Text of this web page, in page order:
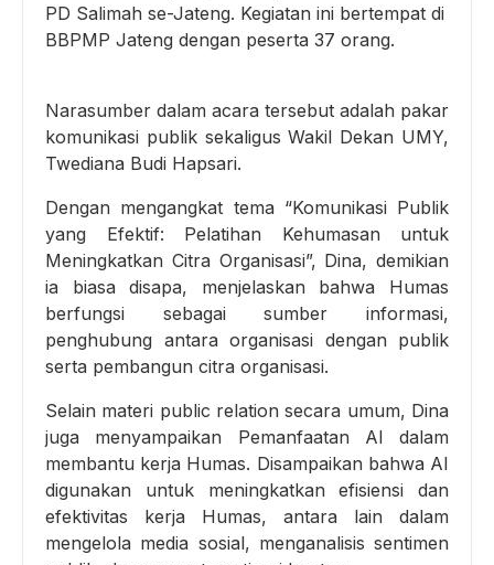
PD Salimah se-Jateng. Kegiatan ini bertempat di
BBPMP Jateng dengan peserta 37 orang.
Narasumber dalam acara tersebut adalah pakar
komunikasi publik sekaligus Wakil Dekan UMY,
Twediana Budi Hapsari.
Dengan mengangkat tema “Komunikasi Publik
yang Efektif: Pelatihan Kehumasan untuk
Meningkatkan Citra Organisasi”, Dina, demikian
ia biasa disapa, menjelaskan bahwa Humas
berfungsi sebagai sumber informasi,
penghubung antara organisasi dengan publik
serta pembangun citra organisasi.
Selain materi public relation secara umum, Dina
juga menyampaikan Pemanfaatan AI dalam
membantu kerja Humas. Disampaikan bahwa AI
digunakan untuk meningkatkan efisiensi dan
efektivitas kerja Humas, antara lain dalam
mengelola media sosial, menganalisis sentimen